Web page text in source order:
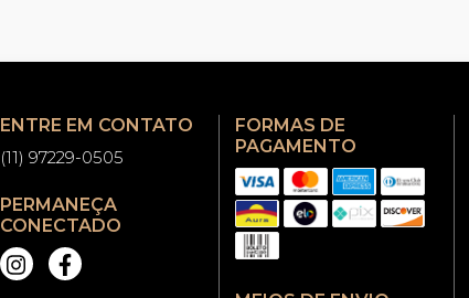
ENTRE EM CONTATO
(11) 97229-0505
PERMANEÇA
CONECTADO
FORMAS DE
PAGAMENTO